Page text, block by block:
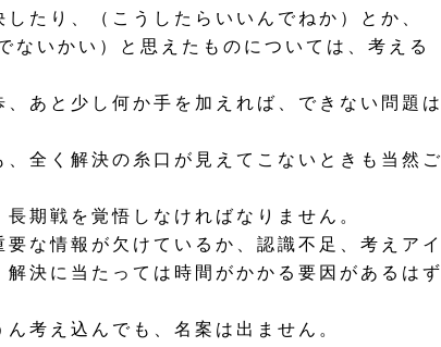
たり、（こうしたらいいんでねか）とか、
ないかい）と思えたものについては、考える
あと少し何か手を加えれば、できない問題は
全く解決の糸口が見えてこないときも当然ご
期戦を覚悟しなければなりません。
な情報が欠けているか、認識不足、考えアイ
決に当たっては時間がかかる要因があるはず
考え込んでも、名案は出ません。